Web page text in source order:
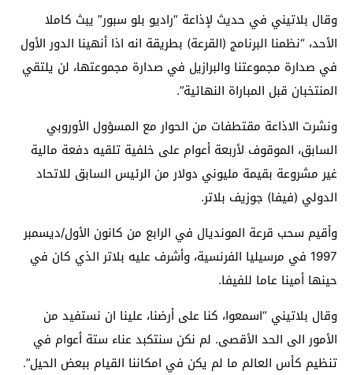
وقال بلاتيني في حديث لإذاعة “راديو بلو سبور” يبث كاملا
الأحد، “نظمنا البرنامج (القرعة) بطريقة انه اذا أنهينا الدور الأول
في صدارة مجموعتنا والبرازيل في صدارة مجموعتها، لن يلتقي
المنتخبان قبل المباراة النهائية”.
ونشرت الاذاعة مقتطفات من الحوار مع المسؤول الأوروبي
السابق، الموقوف لأربعة أعوام على خلفية تلقيه دفعة مالية
غير مشروعة بقيمة مليوني دولار من الرئيس السابق للاتحاد
الدولي (فيفا) جوزيف بلاتر.
وأقيم سحب قرعة المونديال في الرابع من كانون الأول/ديسمبر
1997 في مرسيليا الفرنسية، وأشرف عليه بلاتر الذي كان في
حينها أمينا عاما للفيفا.
وقال بلاتيني “اسمعوا، كنا على أرضنا، علينا ان نستفيد من
الأمور الى الحد الأقصى. لم نكن سنتكبد عناء ستة أعوام في
تنظيم كأس العالم ما لم يكن في امكاننا القيام ببعض الحيل”.